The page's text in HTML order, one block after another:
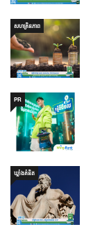
សហគ្រិនភាព
PR
ឃ្លាំង​គំនិត